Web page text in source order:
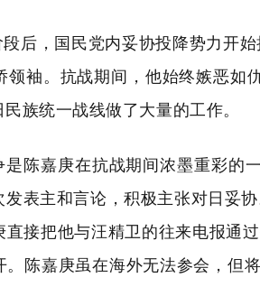
后，国民党内妥协投降势力开
袖。抗战期间，他始终嫉恶
族统一战线做了大量的工作。
陈嘉庚在抗战期间浓墨重彩的
表主和言论，积极主张对日妥
接把他与汪精卫的往来电报通
陈嘉庚虽在海外无法参会，但